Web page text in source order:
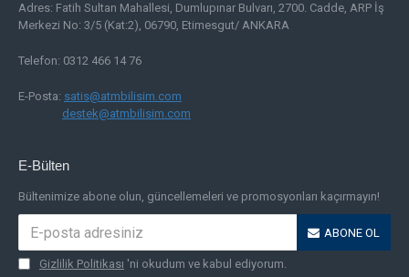
Adres: Fatih Sultan Mahallesi, Dumlupınar Bulvarı, 2700. Cadde, ARP İş
Merkezi No: 3/5 (Kat:2), 06790, Etimesgut/ ANKARA
Telefon: 0312 466 14 76
E-Posta: satis@atmbilisim.com
destek@atmbilisim.com
E-Bülten
Bültenimize abone olun, güncellemeleri ve promosyonları kaçırmayın!
ABONE OL
Gizlilik Politikası 'ni okudum ve kabul ediyorum.